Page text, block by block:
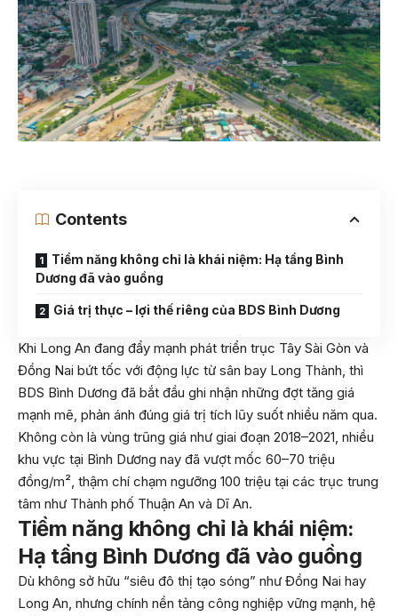
Contents
Tiềm năng không chỉ là khái niệm: Hạ tầng Bình
Dương đã vào guồng
Giá trị thực – lợi thế riêng của BDS Bình Dương
Khi Long An đang đẩy mạnh phát triển trục Tây Sài Gòn và
Đồng Nai bứt tốc với động lực từ sân bay Long Thành, thì
BDS Bình Dương đã bắt đầu ghi nhận những đợt tăng giá
mạnh mẽ, phản ánh đúng giá trị tích lũy suốt nhiều năm qua.
Không còn là vùng trũng giá như giai đoạn 2018–2021, nhiều
khu vực tại Bình Dương nay đã vượt mốc 60–70 triệu
đồng/m², thậm chí chạm ngưỡng 100 triệu tại các trục trung
tâm như Thành phố Thuận An và Dĩ An.
Tiềm năng không chỉ là khái niệm:
Hạ tầng Bình Dương đã vào guồng
Dù không sở hữu “siêu đô thị tạo sóng” như Đồng Nai hay
Long An, nhưng chính nền tảng công nghiệp vững mạnh, hệ